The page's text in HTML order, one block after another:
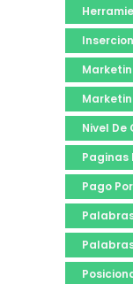
Nivel De
Paginas
Pago